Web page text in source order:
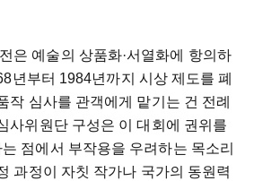
은 예술의 상품화·서열화에 항의하
년부터 1984년까지 시상 제도를 폐
작 심사를 관객에게 맡기는 건 전례
사위원단 구성은 이 대회에 권위를
점에서 부작용을 우려하는 목소리
과정이 자칫 작가나 국가의 동원력